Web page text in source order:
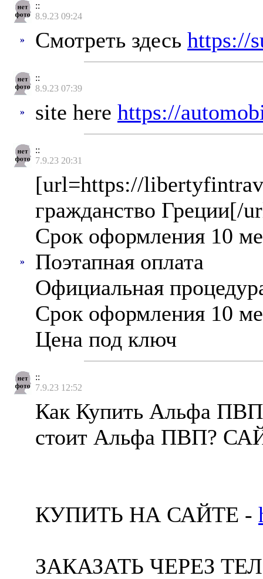
::
8.9.23 09:24
» Смотреть здесь https://
::
8.9.23 07:39
» site here https://
::
7.9.23 20:31
»
[url=https://
гражданство Греции[/
Срок оформления 10
Поэтапная оплата
Официальная
Срок оформления 10
Цена под ключ
::
7.9.23 12:52
Как Купить Альфа
стоит Альфа ПВП?
КУПИТЬ НА САЙТЕ -
ЗАКАЗАТЬ ЧЕРЕЗ